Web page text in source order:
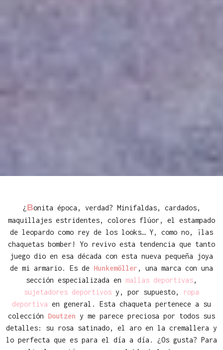
¿ Bonita época, verdad? Minifaldas, cardados,
maquillajes estridentes, colores flúor, el estampado
de leopardo como rey de los looks… Y, como no, ¡las
chaquetas bomber! Yo revivo esta tendencia que tanto
juego dio en esa década con esta nueva pequeña joya
de mi armario. Es de Hunkemöller , una marca con una
sección especializada en mallas deportivas,
sujetadores deportivos y, por supuesto,
ropa
deportiva en general. Esta chaqueta pertenece a su
colección Doutzen y me parece preciosa por todos sus
detalles: su rosa satinado, el aro en la cremallera y
lo perfecta que es para el día a día. ¿Os gusta? Para